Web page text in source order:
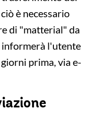
è necessario
di "matterial" da
l'utente
prima, via e-